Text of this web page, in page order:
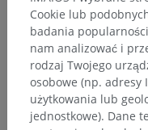
Cookie lub
badania
nam analizować i
rodzaj Twojego
osobowe (np. adresy
użytkowania lub
jednostkowe). Dane